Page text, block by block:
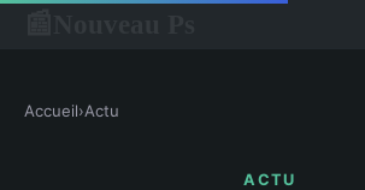
Accueil›Actu
ACTU